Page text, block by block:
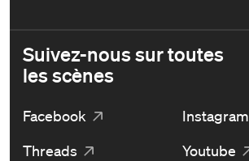
Suivez-nous sur toutes
les scènes
Facebook
Instagram
Threads
Youtube